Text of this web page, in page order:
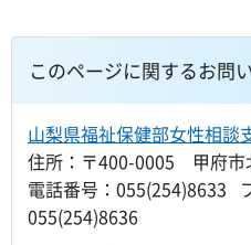
このページに関するお問
山梨県福祉保健部女性相談
住所：〒400-0005 甲府市
電話番号：055(254)8633
055(254)8636